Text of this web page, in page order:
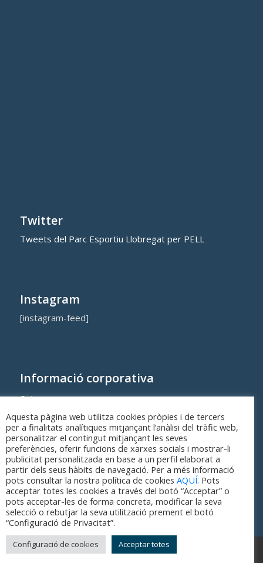
Twitter
Tweets del Parc Esportiu Llobregat per PELL
Instagram
[instagram-feed]
Informació corporativa
Qui som
Cost dels equipaments i serveis municipals
© Copyright - Parc Esportiu Llobregat - 2017-2026
Aquesta pàgina web utilitza cookies pròpies i de tercers
per a finalitats analítiques mitjançant l’anàlisi del tràfic web,
personalitzar el contingut mitjançant les seves
preferències, oferir funcions de xarxes socials i mostrar-li
publicitat personalitzada en base a un perfil elaborat a
partir dels seus hàbits de navegació. Per a més informació
pots consultar la nostra política de cookies AQUÍ. Pots
acceptar totes les cookies a través del botó “Acceptar” o
pots acceptar-les de forma concreta, modificar la seva
selecció o rebutjar la seva utilització prement el botó
“Configuració de Privacitat”.
Configuració de cookies Acceptar totes